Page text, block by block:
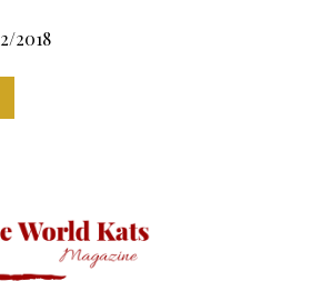
2018